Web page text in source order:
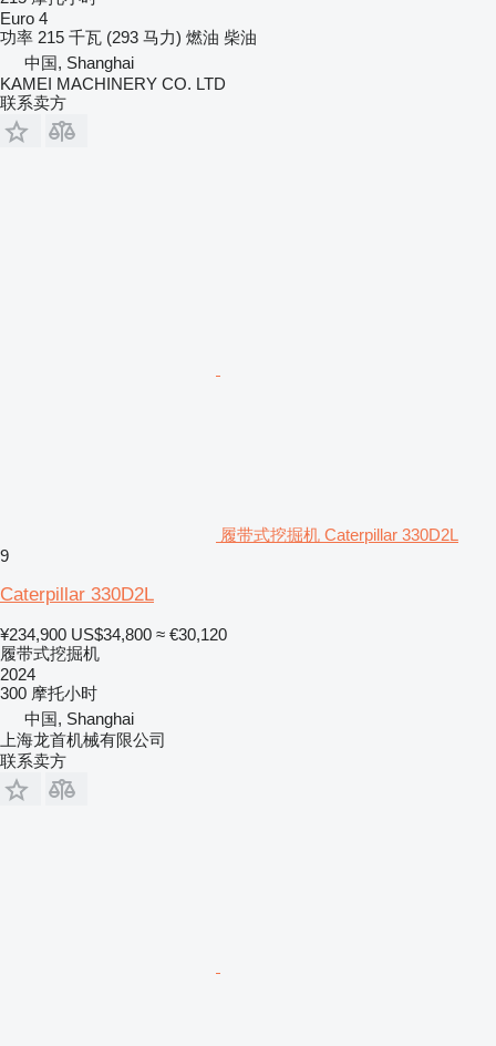
Euro 4
功率 215 千瓦 (293 马力) 燃油 柴油
中国, Shanghai
KAMEI MACHINERY CO. LTD
联系卖方
履带式挖掘机 Caterpillar 330D2L
9
Caterpillar 330D2L
¥234,900 US$34,800 ≈ €30,120
履带式挖掘机
2024
300 摩托小时
中国, Shanghai
上海龙首机械有限公司
联系卖方